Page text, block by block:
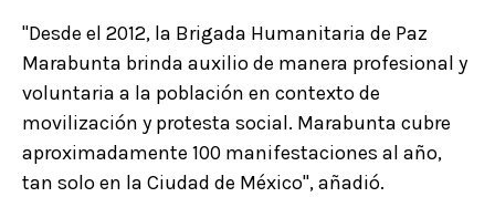
"Desde el 2012, la Brigada Humanitaria de Paz
Marabunta brinda auxilio de manera profesional y
voluntaria a la población en contexto de
movilización y protesta social. Marabunta cubre
aproximadamente 100 manifestaciones al año,
tan solo en la Ciudad de México", añadió.